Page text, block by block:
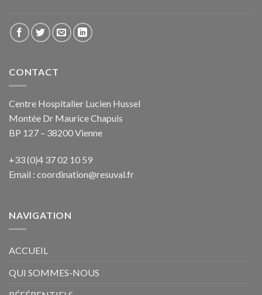
CONTACT
Centre Hospitalier Lucien Hussel
Montée Dr Maurice Chapuis
BP 127 – 38200 Vienne
+33 (0)4 37 02 10 59
Email : coordination@resuval.fr
NAVIGATION
ACCUEIL
QUI SOMMES-NOUS